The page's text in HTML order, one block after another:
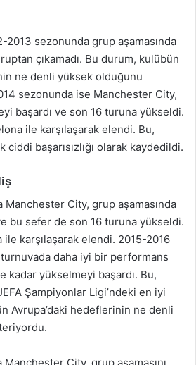
2013 sezonunda grup aşamasında
çıkamadı. Bu durum, kulübün
ne denli yüksek olduğunu
sezonunda ise Manchester City,
başardı ve son 16 turuna yükseldi.
ile karşılaşarak elendi. Bu,
ciddi başarısızlığı olarak kaydedildi.
City, grup aşamasında
bu sefer de son 16 turuna yükseldi.
karşılaşarak elendi. 2015-2016
daha iyi bir performans
kadar yükselmeyi başardı. Bu,
Şampiyonlar Ligi’ndeki en iyi
Avrupa’daki hedeflerinin ne denli